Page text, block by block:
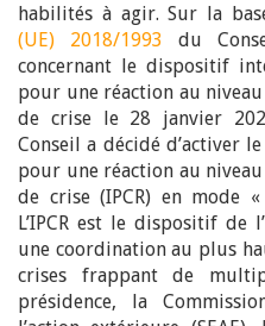
habilités à agir. Sur la
(UE) 2018/1993 du
concernant le dispositif
pour une réaction au
de crise le 28 janvier
Conseil a décidé d’activer
pour une réaction au
de crise (IPCR) en mode
L’IPCR est le dispositif de
une coordination au plus
crises frappant de
présidence, la